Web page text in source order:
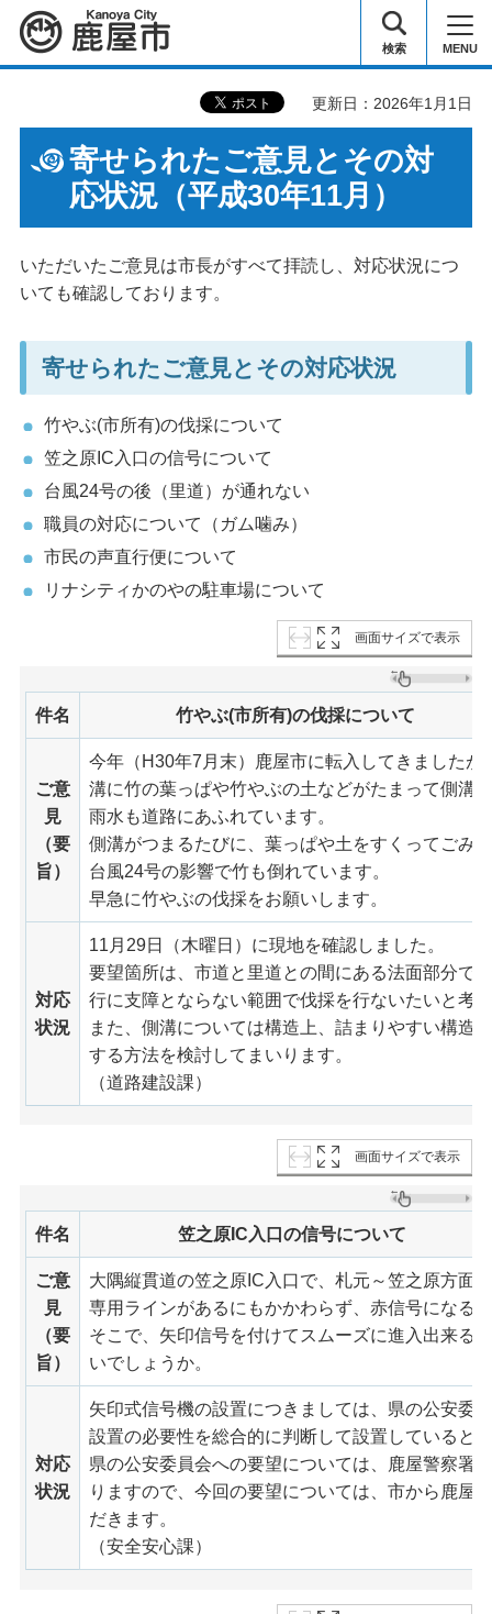
鹿屋市 検索 MENU
更新日：2026年1月1日
寄せられたご意見とその対
応状況（平成30年11月）
いただいたご意見は市長がすべて拝読し、対応状況につ
いても確認しております。
寄せられたご意見とその対応状況
竹やぶ(市所有)の伐採について
笠之原IC入口の信号について
台風24号の後（里道）が通れない
職員の対応について（ガム噛み）
市民の声直行便について
リナシティかのやの駐車場について
画面サイズで表示
件名 竹やぶ(市所有)の伐採について
ご意
見
（要
旨）
今年（H30年7月末）鹿屋市に転入してきましたが
溝に竹の葉っぱや竹やぶの土などがたまって側溝
雨水も道路にあふれています。
側溝がつまるたびに、葉っぱや土をすくってごみ
台風24号の影響で竹も倒れています。
早急に竹やぶの伐採をお願いします。
対応
状況
11月29日（木曜日）に現地を確認しました。
要望箇所は、市道と里道との間にある法面部分で
行に支障とならない範囲で伐採を行ないたいと考
また、側溝については構造上、詰まりやすい構造
する方法を検討してまいります。
（道路建設課）
画面サイズで表示
件名 笠之原IC入口の信号について
ご意
見
（要
旨）
大隅縦貫道の笠之原IC入口で、札元～笠之原方面
専用ラインがあるにもかかわらず、赤信号になる
そこで、矢印信号を付けてスムーズに進入出来る
いでしょうか。
対応
状況
矢印式信号機の設置につきましては、県の公安委
設置の必要性を総合的に判断して設置していると
県の公安委員会への要望については、鹿屋警察署
りますので、今回の要望については、市から鹿屋
だきます。
（安全安心課）